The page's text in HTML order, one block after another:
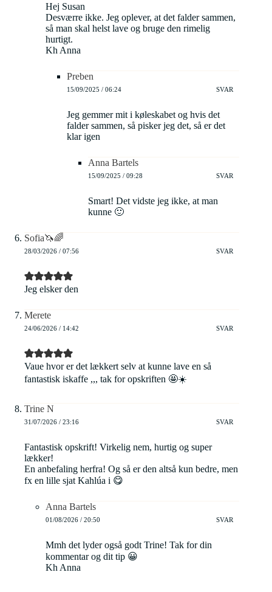
Hej Susan
Desværre ikke. Jeg oplever, at det falder sammen,
så man skal helst lave og bruge den rimelig
hurtigt.
Kh Anna
Preben
15/09/2025 / 06:24 SVAR
Jeg gemmer mit i køleskabet og hvis det
falder sammen, så pisker jeg det, så er det
klar igen
Anna Bartels
15/09/2025 / 09:28 SVAR
Smart! Det vidste jeg ikke, at man
kunne 🙂
Sofia🦄🌈
28/03/2026 / 07:56 SVAR
Jeg elsker den
Merete
24/06/2026 / 14:42 SVAR
Vaue hvor er det lækkert selv at kunne lave en så
fantastisk iskaffe ,,, tak for opskriften 🤩☀️
Trine N
31/07/2026 / 23:16 SVAR
Fantastisk opskrift! Virkelig nem, hurtig og super
lækker!
En anbefaling herfra! Og så er den altså kun bedre, men
fx en lille sjat Kahlúa i 😋
Anna Bartels
01/08/2026 / 20:50 SVAR
Mmh det lyder også godt Trine! Tak for din
kommentar og dit tip 😀
Kh Anna